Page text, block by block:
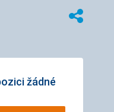
Sdílet
žádné